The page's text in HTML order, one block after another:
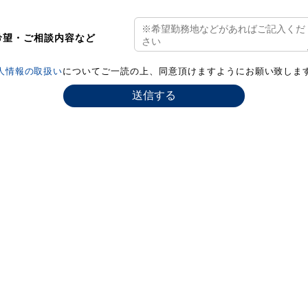
望・ご相談内容など
情報の取扱いについてご一読の上、同意頂けますようにお願い致しま